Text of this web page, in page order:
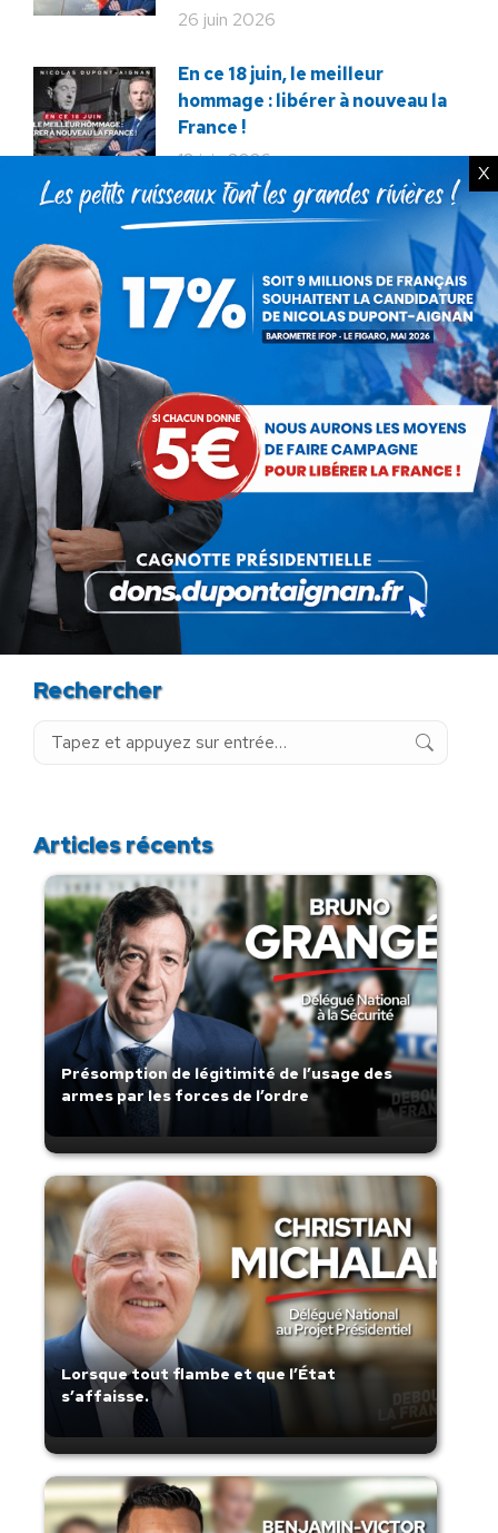
26 juin 2026
En ce 18 juin, le meilleur
hommage : libérer à nouveau la
France !
18 juin 2026
Macron veut tuer notre
12 décembre 2025
Service militaire : à quand des
mesures sérieuses et
réalistes ?
28 novembre 2025
Budget : l’imposture de trop.
La destitution au plus tôt !
24 novembre 2025
Rechercher
Recherche
Articles récents
Présomption de légitimité de l’usage des
armes par les forces de l’ordre
Lorsque tout flambe et que l’État
s’affaisse.
X